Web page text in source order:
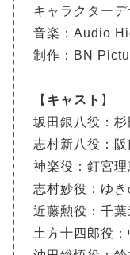
キャラクター
音楽：Audio
制作：BN
【 キャスト 】
坂田銀八役：杉
志村新八役：阪
神楽役：釘宮理
志村妙役：ゆき
近藤勲役：千葉
土方十四郎役